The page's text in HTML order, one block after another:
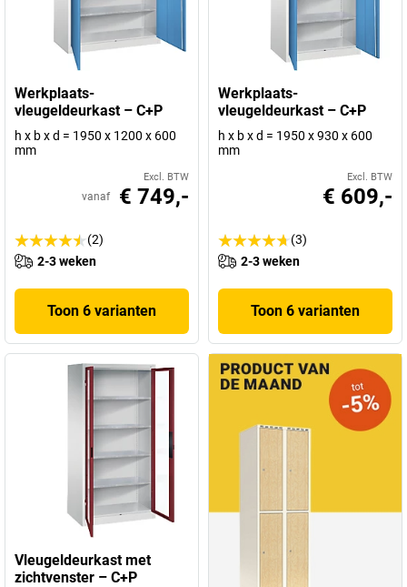
Werkplaats-
vleugeldeurkast – C+P
h x b x d = 1950 x 1200 x 600
mm
Excl. BTW
vanaf € 749,-
(2)
2-3 weken
Toon 6 varianten
Werkplaats-
vleugeldeurkast – C+P
h x b x d = 1950 x 930 x 600
mm
Excl. BTW
€ 609,-
(3)
2-3 weken
Toon 6 varianten
Vleugeldeurkast met
zichtvenster – C+P